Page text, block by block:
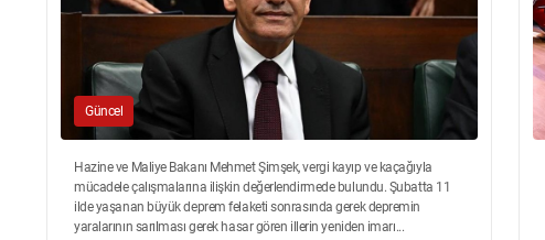
Güncel
Hazine ve Maliye Bakanı Mehmet Şimşek, vergi kayıp ve kaçağıyla
mücadele çalışmalarına ilişkin değerlendirmede bulundu. Şubatta 11
ilde yaşanan büyük deprem felaketi sonrasında gerek depremin
yaralarının sarılması gerek hasar gören illerin yeniden imarı...